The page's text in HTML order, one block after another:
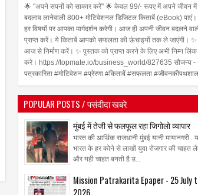
🌟 "अपने सपनों को साकार करें" 🌟 केवल 99/- रूपए में अपने जीवन में
बदलाव लानेवाली 800+ मोटिवेशनल डिजिटल किताबें (eBook)
हर विषयों पर आपका मार्गदर्शन करेगी। आज ही अपनी जीवन बदलने
प्राप्त करें। ये किताबें आपको सफलता की ऊंचाइयों तक ले जाएंगी। ✨
आज से निर्माण करें। ✨ पुस्तक को प्राप्त करने के लिए अभी निम्न
करे। https://topmate.io/business_world/827635 सौजन्य -
पत्रकारिता #मोटिवेशन #प्रेरणा #किताबें #सफलता
POPULAR POSTS / पसंदीदा खबरे
मुंबई में तेजी से फलफूल रहा जिगोलो व्यापार
भारत की आर्थिक राजधानी मुंबई यानी मायानगरी .
भारत के हर कोने से लाखों युवा रोजगार की
और यही चाहत बनती है उ...
Mission Patrakarita Epaper - 25 July
2026